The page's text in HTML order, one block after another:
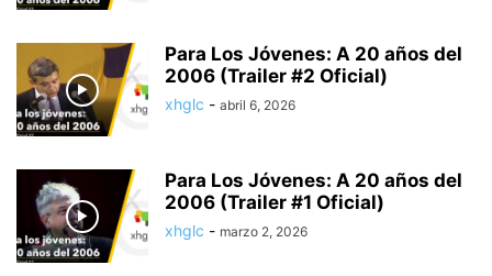
Para Los Jóvenes: A 20 años del
2006 (Trailer #2 Oficial)
xhglc - abril 6, 2026
Para Los Jóvenes: A 20 años del
2006 (Trailer #1 Oficial)
xhglc - marzo 2, 2026